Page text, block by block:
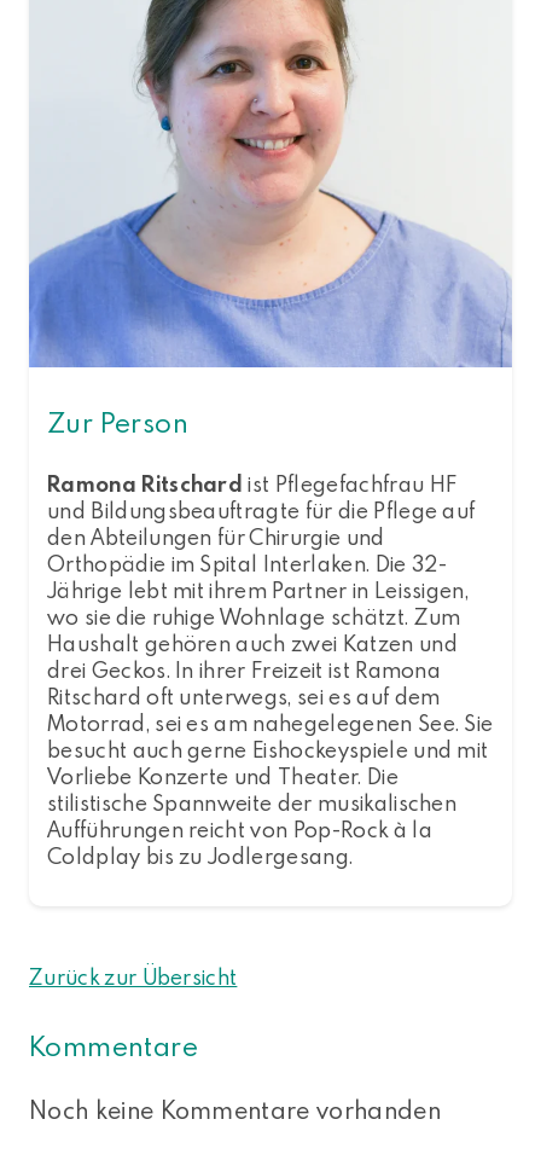
Zur Person
Ramona Ritschardist Pflegefachfrau HF
und Bildungsbeauftragte für die Pflege auf
den Abteilungen für Chirurgie und
Orthopädie im Spital Interlaken. Die 32-
Jährige lebt mit ihrem Partner in Leissigen,
wo sie die ruhige Wohnlage schätzt. Zum
Haushalt gehören auch zwei Katzen und
drei Geckos. In ihrer Freizeit ist Ramona
Ritschard oft unterwegs, sei es auf dem
Motorrad, sei es am nahegelegenen See. Sie
besucht auch gerne Eishockeyspiele und mit
Vorliebe Konzerte und Theater. Die
stilistische Spannweite der musikalischen
Aufführungen reicht von Pop-Rock à la
Coldplay bis zu Jodlergesang.
Zurück zur Übersicht
Kommentare
Noch keine Kommentare vorhanden